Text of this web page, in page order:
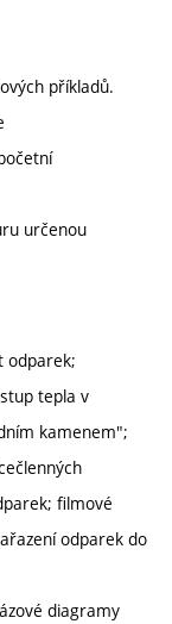
příkladů.
určenou
odparek;
tepla v
kamenem";
filmové
odparek do
diagramy